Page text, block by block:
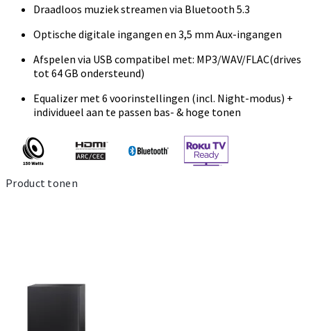
Draadloos muziek streamen via Bluetooth 5.3
Optische digitale ingangen en 3,5 mm Aux-ingangen
Afspelen via USB compatibel met: MP3/WAV/FLAC(drives
tot 64 GB ondersteund)
Equalizer met 6 voorinstellingen (incl. Night-modus) +
individueel aan te passen bas- & hoge tonen
Product tonen